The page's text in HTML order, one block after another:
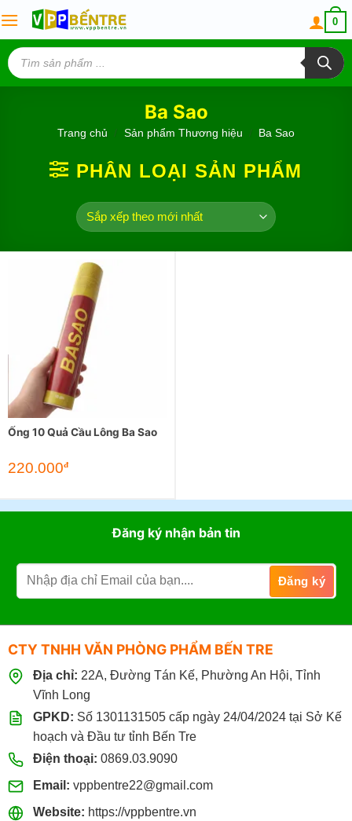
to
content
0
Tìm
kiếm
sản
phẩm
Ba Sao
Trang chủ Sản phẩm Thương hiệu Ba Sao
PHÂN LOẠI SẢN PHẨM
Ống 10 Quả Cầu Lông Ba Sao
220.000đ
Đăng ký nhận bản tin
CTY TNHH VĂN PHÒNG PHẨM BẾN TRE
Địa chỉ: 22A, Đường Tán Kế, Phường An Hội, Tỉnh
Vĩnh Long
GPKD: Số 1301131505 cấp ngày 24/04/2024 tại Sở Kế
hoạch và Đầu tư tỉnh Bến Tre
Điện thoại: 0869.03.9090
Email: vppbentre22@gmail.com
Website: https://vppbentre.vn